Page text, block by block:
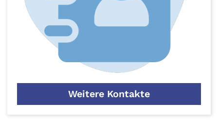
Weitere Kontakte